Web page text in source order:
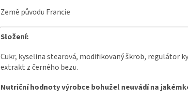
Země původu Francie
Složení:
Cukr, kyselina stearová, modifikovaný škrob, regulátor
extrakt z černého bezu.
Nutriční hodnoty výrobce bohužel neuvádí na